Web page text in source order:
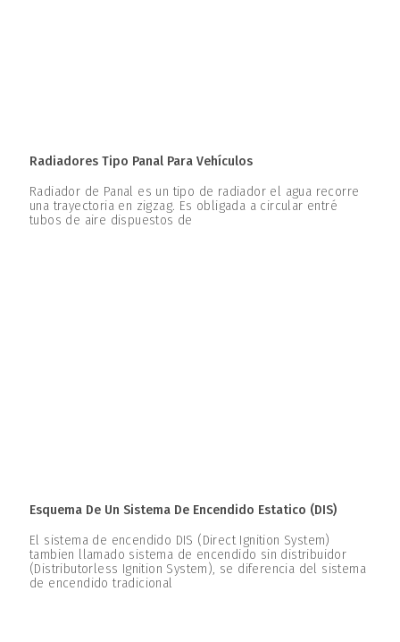
Radiadores Tipo Panal Para Vehículos
Radiador de Panal es un tipo de radiador el agua recorre
una trayectoria en zigzag. Es obligada a circular entré
tubos de aire dispuestos de
Esquema De Un Sistema De Encendido Estatico (DIS)
El sistema de encendido DIS (Direct Ignition System)
tambien llamado sistema de encendido sin distribuidor
(Distributorless Ignition System), se diferencia del sistema
de encendido tradicional